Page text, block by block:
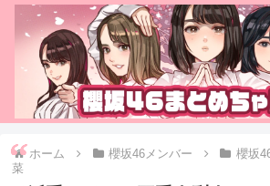
ホーム 櫻坂46メンバー 櫻坂
菜